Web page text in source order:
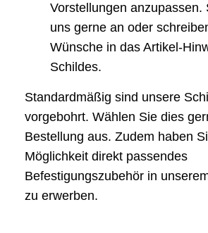
Vorstellungen anzupassen.
uns gerne an oder
Wünsche in das Artikel-
Schildes.
Standardmäßig sind unsere
vorgebohrt. Wählen Sie dies
Bestellung aus. Zudem haben
Möglichkeit direkt passendes
Befestigungszubehör in
zu erwerben.